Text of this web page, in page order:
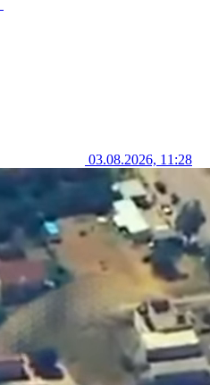
03.08.2026, 11:28